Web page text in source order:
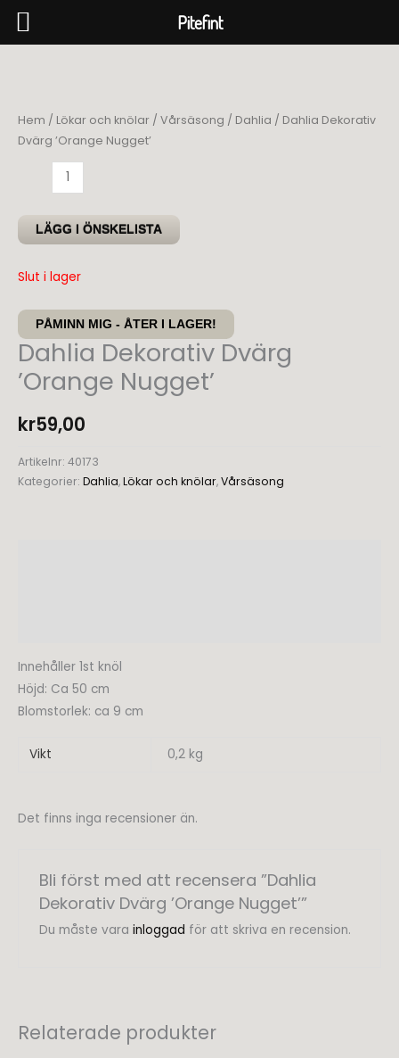
Hem / Lökar och knölar / Vårsäsong / Dahlia / Dahlia Dekorativ
Dvärg ’Orange Nugget’
Dekorativ
Dvärg
'Orange
mängd
LÄGG I ÖNSKELISTA
Slut i lager
PÅMINN MIG - ÅTER I LAGER!
Dahlia Dekorativ Dvärg
’Orange Nugget’
kr59,00
Artikelnr: 40173
Kategorier: Dahlia,Lökar och knölar,Vårsäsong
Innehåller 1st knöl
Höjd: Ca 50 cm
Blomstorlek: ca 9 cm
Vikt 0,2 kg
Det finns inga recensioner än.
Bli först med att recensera ”Dahlia
Dekorativ Dvärg ’Orange Nugget’”
Du måste vara inloggad för att skriva en recension.
Relaterade produkter
Pitefint